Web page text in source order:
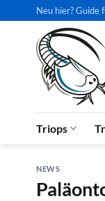
Inhalt
springen
Neu hier? Guide
Triops
NEWS